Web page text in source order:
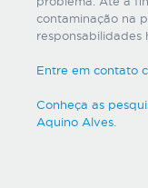
contaminação na
responsabilidades
Entre em contato
Conheça as
Aquino Alves